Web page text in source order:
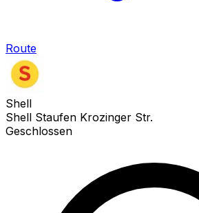
Route
Shell
Shell Staufen Krozinger Str.
Geschlossen